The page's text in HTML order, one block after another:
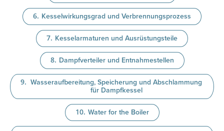
Kesselwirkungsgrad und Verbrennungsprozess
Kesselarmaturen und Ausrüstungsteile
Dampfverteiler und Entnahmestellen
Wasseraufbereitung, Speicherung und Abschlammung
für Dampfkessel
Water for the Boiler